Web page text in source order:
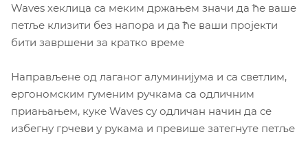
Waves хеклица са меким држањем значи да ће ваше
петље клизити без напора и да ће ваши пројекти
бити завршени за кратко време
Направљене од лаганог алуминијума и са светлим,
ергономским гуменим ручкама са одличним
приањањем, куке Waves су одличан начин да се
избегну грчеви у рукама и превише затегнуте петље